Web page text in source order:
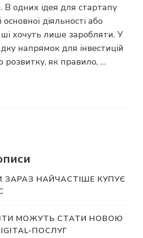
В одних ідея для стартапу
діяльності або
хочуть лише заробляти. У
напрямок для інвестицій
розвитку, як правило, …
ЗАРАЗ НАЙЧАСТІШЕ КУПУЄ
МОЖУТЬ СТАТИ НОВОЮ
ПОСЛУГ